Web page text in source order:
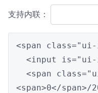
支持内联：
<span
<span>0</span>/